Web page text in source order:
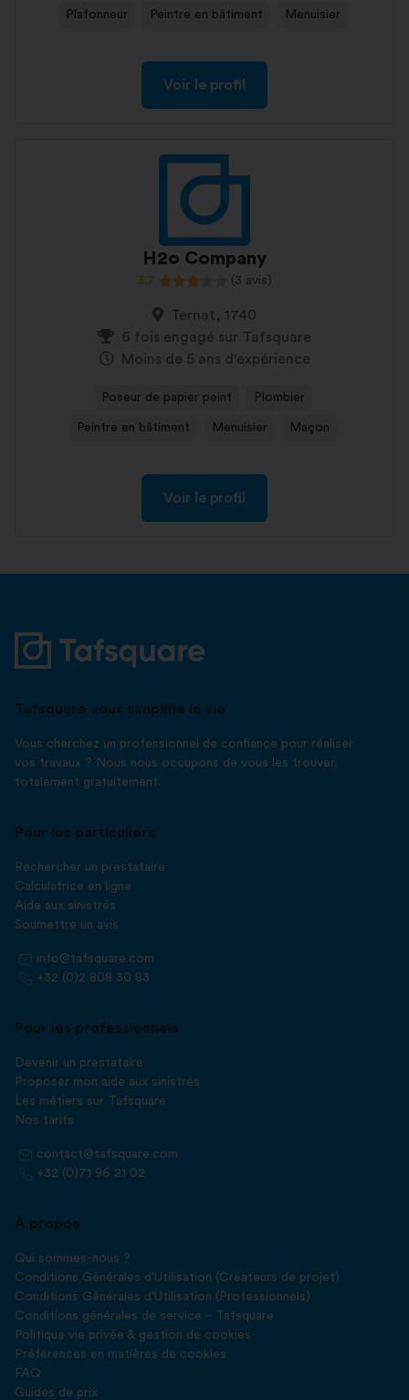
Plafonneur Peintre en bâtiment Menuisier
Voir le profil
H2o Company
3,7 (3 avis)
Ternat, 1740
6 fois engagé sur Tafsquare
Moins de 5 ans d'expérience
Poseur de papier peint Plombier
Peintre en bâtiment Menuisier Maçon
Voir le profil
Tafsquare vous simplifie la vie
Vous cherchez un professionnel de confiance pour réaliser
vos travaux ? Nous nous occupons de vous les trouver,
totalement gratuitement.
Pour les particuliers
Rechercher un prestataire
Calculatrice en ligne
Aide aux sinistrés
Soumettre un avis
info@tafsquare.com
+32 (0)2 808 30 83
Pour les professionnels
Devenir un prestataire
Proposer mon aide aux sinistrés
Les métiers sur Tafsquare
Nos tarifs
contact@tafsquare.com
+32 (0)71 96 21 02
À propos
Qui sommes-nous ?
Conditions Générales d'Utilisation (Créateurs de projet)
Conditions Générales d'Utilisation (Professionnels)
Conditions générales de service – Tafsquare
Politique vie privée & gestion de cookies
Préférences en matières de cookies
FAQ
Guides de prix